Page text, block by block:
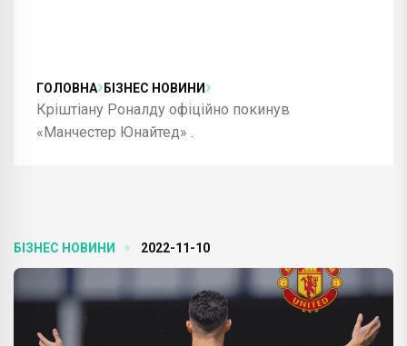
ГОЛОВНА БІЗНЕС НОВИНИ
Кріштіану Роналду офіційно покинув
«Манчестер Юнайтед» .
БІЗНЕС НОВИНИ 2022-11-10